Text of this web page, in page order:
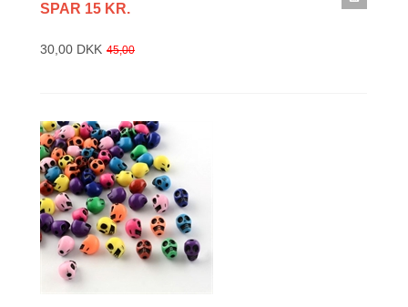
SPAR 15 KR.
30,00 DKK 45,00